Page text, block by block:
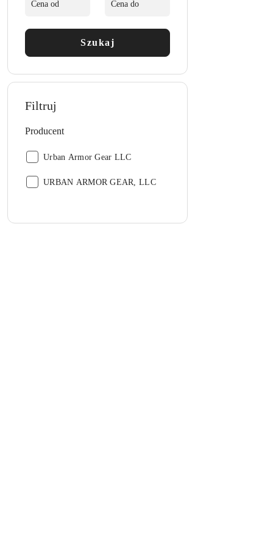
Szukaj
Filtruj
Producent
Producent:
Urban Armor Gear LLC
Producent:
URBAN ARMOR GEAR, LLC